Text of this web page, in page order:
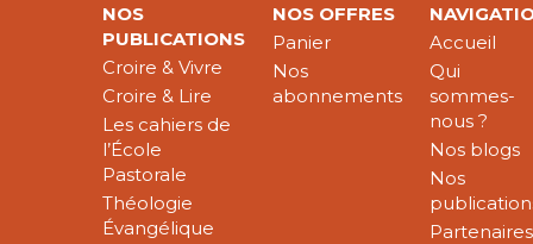
NOS
PUBLICATIONS
Croire & Vivre
Croire & Lire
Les cahiers de
l’École
Pastorale
Théologie
Évangélique
NOS OFFRES
Panier
Nos
abonnements
Accueil
Qui
sommes-
nous ?
Nos blogs
Nos
Partenaires